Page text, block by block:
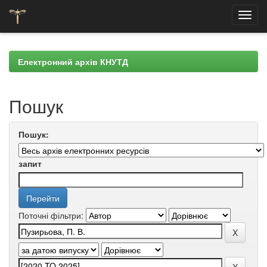
navigationЕлектронний архів КНУТД
Пошук
Пошук:
запит
Поточні фільтри: